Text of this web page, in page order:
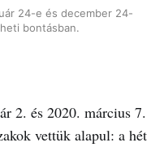
24-e és december 24-
bontásban.
2. és 2020. március 7.
vettük alapul: a hét